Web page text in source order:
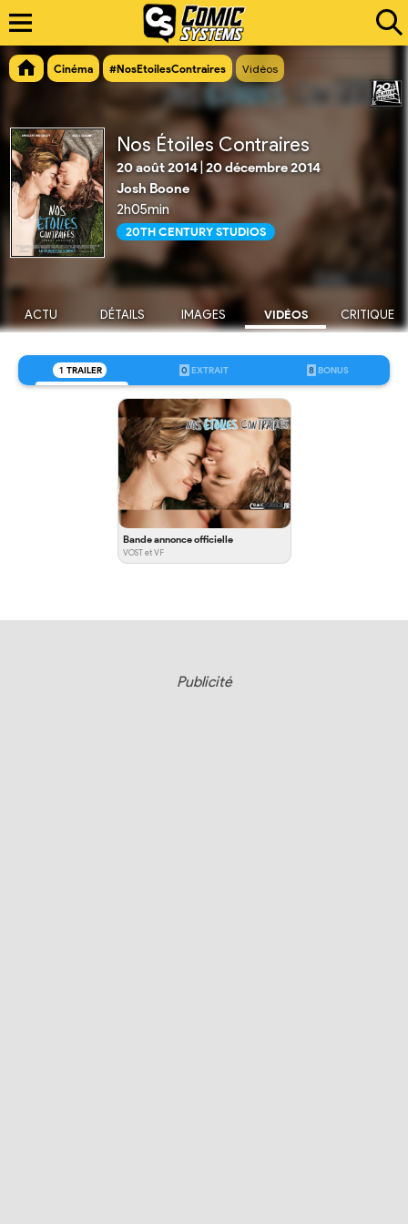
Cinéma #NosEtoilesContraires Vidéos
Nos Étoiles Contraires
20 août 2014| 20 décembre 2014
Josh Boone
2h05min
20TH CENTURY STUDIOS
ACTU DÉTAILS IMAGES VIDÉOS CRITIQUE
1 TRAILER 0 EXTRAIT 8 BONUS
Bande annonce officielle
VOST et VF
Publicité